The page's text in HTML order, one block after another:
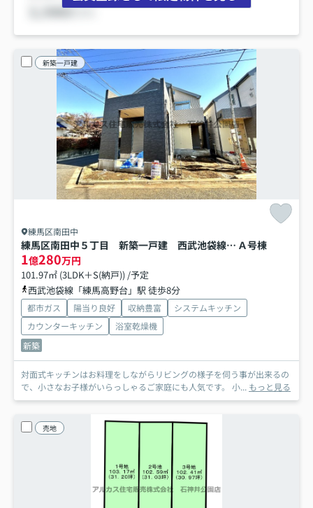
新築一戸建
練馬区南田中
練馬区南田中５丁目 新築一戸建 西武池袋線 練馬高野台 Ａ号棟
1億280万円
101.97㎡ (3LDK＋S(納戸)) /予定
西武池袋線「練馬高野台」駅 徒歩8分
都市ガス 陽当り良好 収納豊富
システムキッチン
カウンターキッチン
浴室乾燥機
新築
対面式キッチンはお料理をしながらリビングの様子を伺う事が出来るの
で、小さなお子様がいらっしゃるご家庭にも人気です。 小... もっと見る
売地